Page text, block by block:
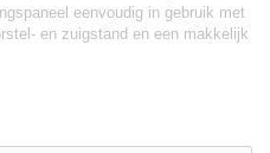
eenvoudig in gebruik met
en zuigstand en een makkelijk